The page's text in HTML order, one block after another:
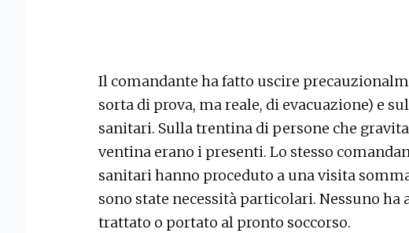
Il comandante ha fatto uscire
sorta di prova, ma reale, di evacuazione) e
sanitari. Sulla trentina di persone che
ventina erano i presenti. Lo stesso
sanitari hanno proceduto a una visita
sono state necessità particolari. Nessuno ha
trattato o portato al pronto soccorso.